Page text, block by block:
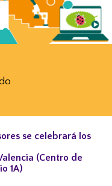
se celebrará los
(Centro de
1A)